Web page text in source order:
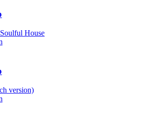
House
version)